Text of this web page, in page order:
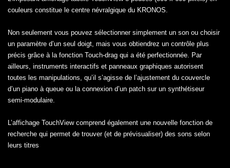
couleurs constitue le centre névralgique du KRONOS.
Non seulement vous pouvez sélectionner simplement un son ou choisir
un paramètre d’un seul doigt, mais vous obtiendrez un contrôle plus
précis grâce à la fonction Touch-drag qui a été perfectionnée. Par
ailleurs, instruments interactifs et panneaux graphiques autorisent
toutes les manipulations, qu’il s’agisse de l’ajustement du couvercle
d’un piano à queue ou la connexion d’un patch sur un synthétiseur
semi-modulaire.
L’affichage TouchView comprend également une nouvelle fonction de
recherche qui permet de trouver (et de prévisualiser) des sons selon
leurs titres